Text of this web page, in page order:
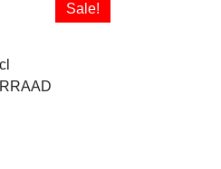
Sale!